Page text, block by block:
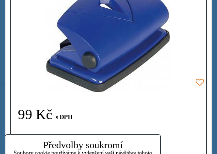
99 Kč s DPH
Dostupnost:Skladem
Předvolby soukromí